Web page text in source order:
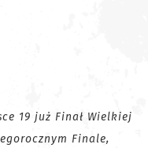
19 już Finał Wielkiej
Finale,